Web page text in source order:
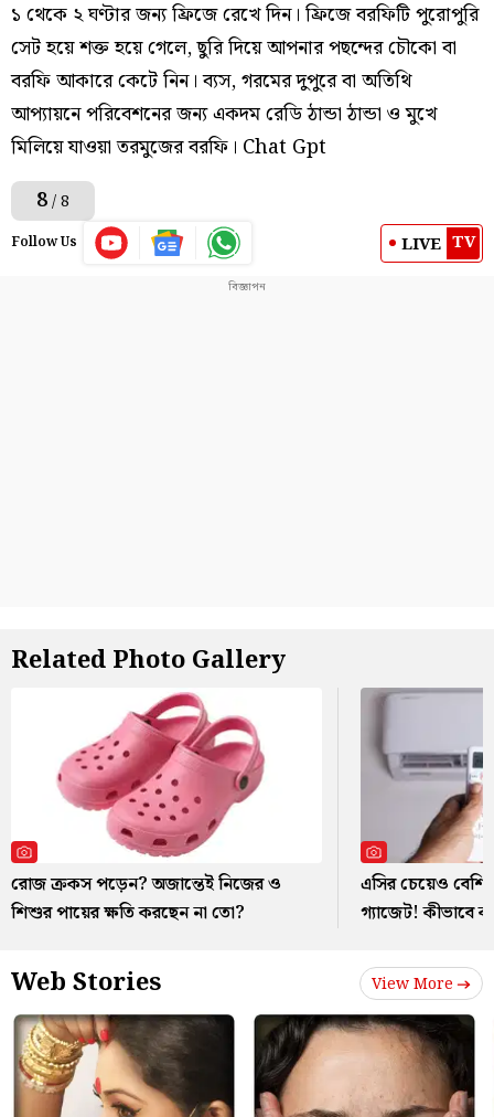
১ থেকে ২ ঘণ্টার জন্য ফ্রিজে রেখে দিন। ফ্রিজে বরফিটি পুরোপুরি
সেট হয়ে শক্ত হয়ে গেলে, ছুরি দিয়ে আপনার পছন্দের চৌকো বা
বরফি আকারে কেটে নিন। ব্যস, গরমের দুপুরে বা অতিথি
আপ্যায়নে পরিবেশনের জন্য একদম রেডি ঠান্ডা ঠান্ডা ও মুখে
মিলিয়ে যাওয়া তরমুজের বরফি। Chat Gpt
8/ 8
Follow Us LIVE TV
Related Photo Gallery
রোজ ক্রকস পড়েন? অজান্তেই নিজের ও
শিশুর পায়ের ক্ষতি করছেন না তো?
এসির চেয়েও বেশি
গ্যাজেট! কীভাবে
Web Stories View More